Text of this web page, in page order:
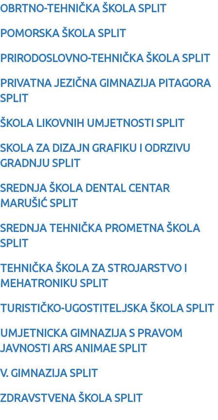
OBRTNO-TEHNIČKA ŠKOLA SPLIT
POMORSKA ŠKOLA SPLIT
PRIRODOSLOVNO-TEHNIČKA ŠKOLA SPLIT
PRIVATNA JEZIČNA GIMNAZIJA PITAGORA
SPLIT
ŠKOLA LIKOVNIH UMJETNOSTI SPLIT
SKOLA ZA DIZAJN GRAFIKU I ODRZIVU
GRADNJU SPLIT
SREDNJA ŠKOLA DENTAL CENTAR
MARUŠIĆ SPLIT
SREDNJA TEHNIČKA PROMETNA ŠKOLA
SPLIT
TEHNIČKA ŠKOLA ZA STROJARSTVO I
MEHATRONIKU SPLIT
TURISTIČKO-UGOSTITELJSKA ŠKOLA SPLIT
UMJETNICKA GIMNAZIJA S PRAVOM
JAVNOSTI ARS ANIMAE SPLIT
V. GIMNAZIJA SPLIT
ZDRAVSTVENA ŠKOLA SPLIT